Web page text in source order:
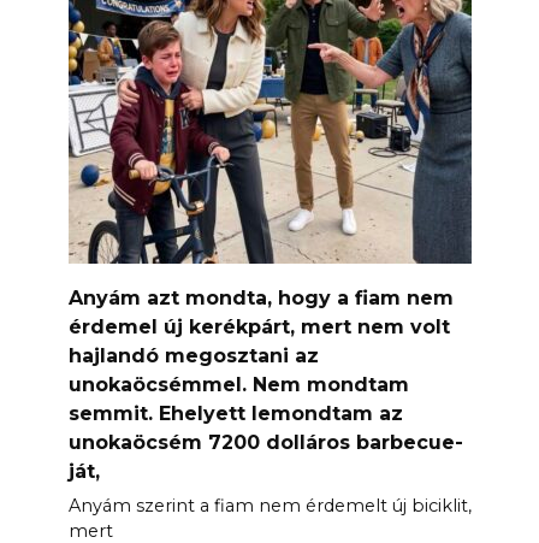
Anyám azt mondta, hogy a fiam nem
érdemel új kerékpárt, mert nem volt
hajlandó megosztani az
unokaöcsémmel. Nem mondtam
semmit. Ehelyett lemondtam az
unokaöcsém 7200 dolláros barbecue-
ját,
Anyám szerint a fiam nem érdemelt új biciklit,
mert